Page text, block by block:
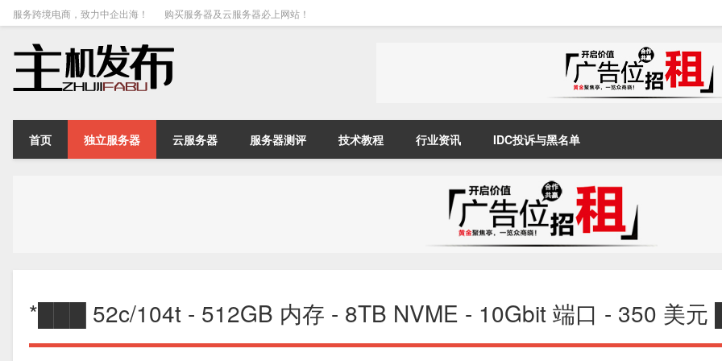
服务跨境电商，致力中企出海！ 购买服务器及云服务器必上网站！
首页 独立服务器 云服务器 服务器测评 技术教程 行业资讯 IDC投诉与黑名单
*███ 52c/104t - 512GB 内存 - 8TB NVME - 10Gbit 端口 - 350 美